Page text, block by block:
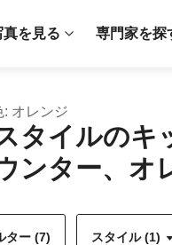
真を見る 専門家を探
: オレンジ
タイルのキ
ンター、オ
ター (7) スタイル (1)